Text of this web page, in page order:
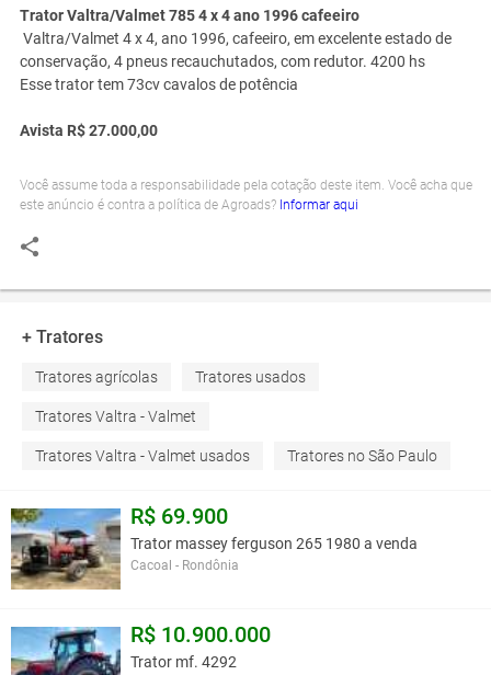
Trator Valtra/Valmet 785 4 x 4 ano 1996 cafeeiro
Valtra/Valmet 4 x 4, ano 1996, cafeeiro, em excelente estado de
conservação, 4 pneus recauchutados, com redutor. 4200 hs
Esse trator tem 73cv cavalos de potência
Avista R$ 27.000,00
Você assume toda a responsabilidade pela cotação deste item. Você acha que
este anúncio é contra a política de Agroads? Informar aqui
+ Tratores
Tratores agrícolas Tratores usados
Tratores Valtra - Valmet
Tratores Valtra - Valmet usados Tratores no São Paulo
R$ 69.900
Trator massey ferguson 265 1980 a venda
Cacoal - Rondônia
R$ 10.900.000
Trator mf. 4292